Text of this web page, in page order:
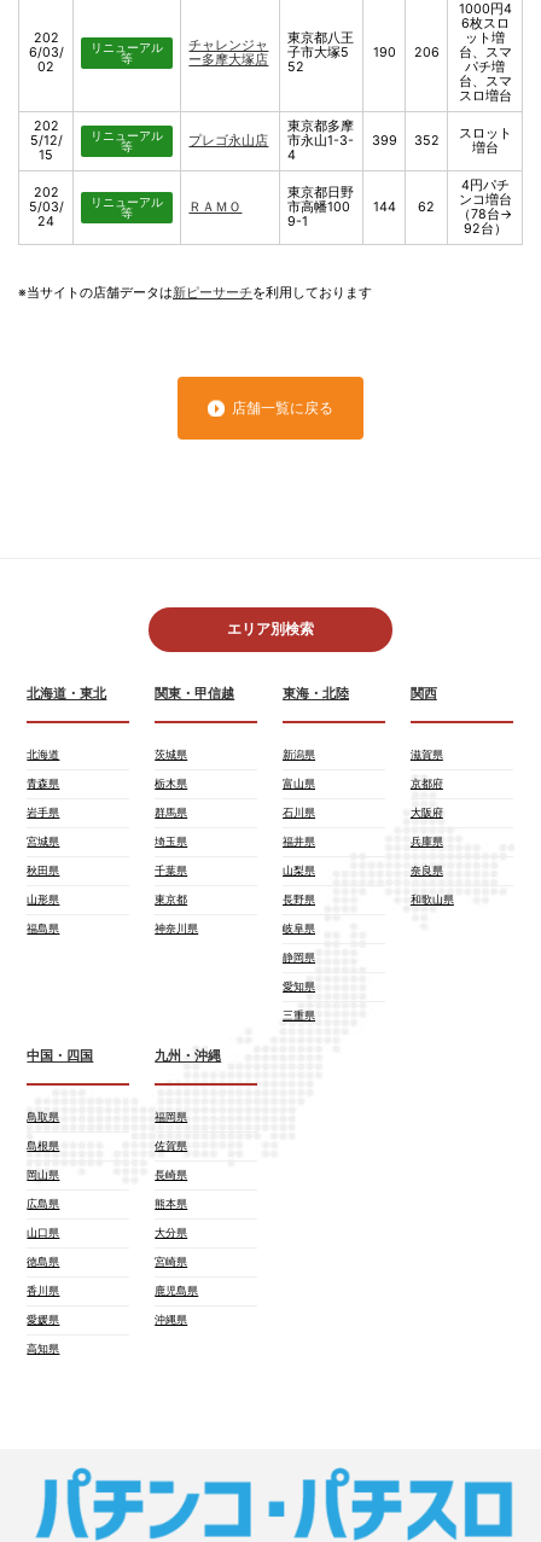
202
6/03/
02
リニューアル
等
チャレンジャ
ー多摩大塚店
東京都八王
子市大塚5
52
190 206
1000円4
6枚スロ
ット増
台、スマ
パチ増
台、スマ
スロ増台
202
5/12/
15
リニューアル
等
プレゴ永山店
東京都多摩
市永山1-3-
4
399 352
スロット
増台
202
5/03/
24
リニューアル
等
ＲＡＭＯ
東京都日野
市高幡100
9-1
144 62
4円パチ
ンコ増台
（78台→
92台）
※当サイトの店舗データは新ピーサーチを利用しております
店舗一覧に戻る
エリア別検索
北海道・東北
北海道
青森県
岩手県
宮城県
秋田県
山形県
福島県
関東・甲信越
茨城県
栃木県
群馬県
埼玉県
千葉県
東京都
神奈川県
東海・北陸
新潟県
富山県
石川県
福井県
山梨県
長野県
岐阜県
静岡県
愛知県
三重県
関西
滋賀県
京都府
大阪府
兵庫県
奈良県
和歌山県
中国・四国
鳥取県
島根県
岡山県
広島県
山口県
徳島県
香川県
愛媛県
高知県
九州・沖縄
福岡県
佐賀県
長崎県
熊本県
大分県
宮崎県
鹿児島県
沖縄県